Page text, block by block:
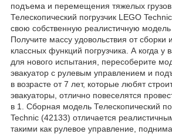
подъема и перемещения тяжелых
Телескопический погрузчик LEGO
свою собственную реалистичную
Получите массу удовольствия от сборки
классных функций погрузчика. А когда у
для нового испытания, пересоберите
эвакуатор с рулевым управлением и
в возрасте от 7 лет, которые любят
эвакуаторы, отлично повеселятся
в 1. Сборная модель Телескопический
Technic (42133) отличается
такими как рулевое управление,